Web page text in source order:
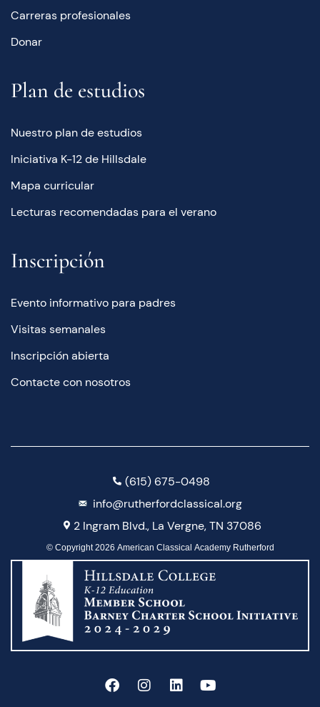
Carreras profesionales
Donar
Plan de estudios
Nuestro plan de estudios
Iniciativa K-12 de Hillsdale
Mapa curricular
Lecturas recomendadas para el verano
Inscripción
Evento informativo para padres
Visitas semanales
Inscripción abierta
Contacte con nosotros
(615) 675-0498
info@rutherfordclassical.org
2 Ingram Blvd., La Vergne, TN 37086
© Copyright 2026 American Classical Academy Rutherford